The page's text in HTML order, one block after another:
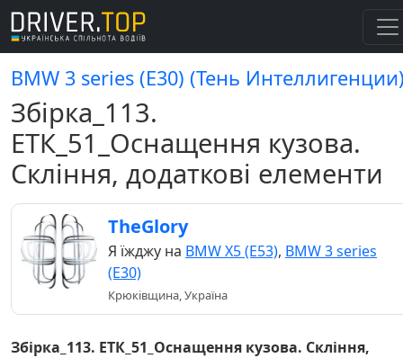
BMW 3 series (E30) (Тень
Збірка_113.
ЕТК_51_Оснащення кузова.
Скління, додаткові елементи
TheGlory
Я їжджу на BMW X5 (E53), BMW 3 series
(E30)
Крюківщина, Україна
Збірка_113. ЕТК_51_Оснащення кузова. Скління,